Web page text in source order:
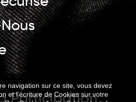
Participation
navigation sur ce site, vous devez
et l'écriture de Cookies sur votre